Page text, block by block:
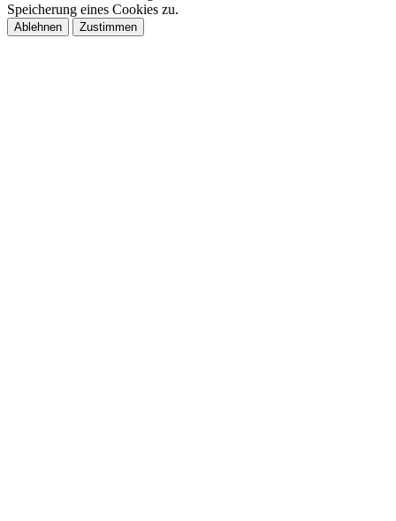
Speicherung eines Cookies zu.
Ablehnen Zustimmen